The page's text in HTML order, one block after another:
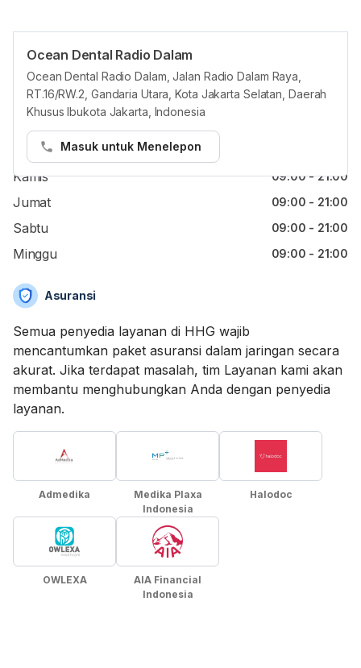
Ocean Dental Radio Dalam
Ocean Dental Radio Dalam, Jalan Radio Dalam Raya,
RT.16/RW.2, Gandaria Utara, Kota Jakarta Selatan, Daerah
Khusus Ibukota Jakarta, Indonesia
Masuk untuk Menelepon
Jam reguler
Senin 09:00 - 21:00
Rabu
Kamis 09:00 - 21:00
Jumat 09:00 - 21:00
Sabtu 09:00 - 21:00
Minggu 09:00 - 21:00
Asuransi
Semua penyedia layanan di HHG wajib
mencantumkan paket asuransi dalam jaringan secara
akurat. Jika terdapat masalah, tim Layanan kami akan
membantu menghubungkan Anda dengan penyedia
layanan.
Admedika
Medika Plaxa
Indonesia
Halodoc
OWLEXA
AIA Financial
Indonesia